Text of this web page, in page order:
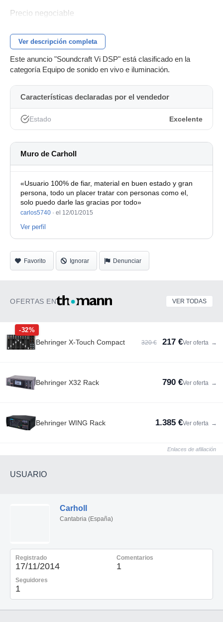
Precio negociable
Ver descripción completa
Este anuncio "Soundcraft Vi DSP" está clasificado en la
categoría Equipo de sonido en vivo e iluminación.
Características declaradas por el vendedor
Estado Excelente
Muro de Carholl
«Usuario 100% de fiar, material en buen estado y gran
persona, todo un placer tratar con personas como el,
solo puedo darle las gracias por todo»
carlos5740 · el 12/01/2015
Ver perfil
Favorito Ignorar Denunciar
OFERTAS EN VER TODAS
-32%
Behringer X-Touch Compact 320 € 217 €Ver oferta →
Behringer X32 Rack 790 €Ver oferta →
Behringer WING Rack 1.385 €Ver oferta →
Enlaces de afiliación
USUARIO
Carholl
Cantabria (España)
Registrado
17/11/2014
Comentarios
1
Seguidores
1